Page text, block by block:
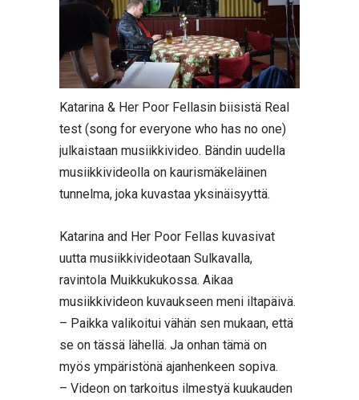
Katarina & Her Poor Fellasin biisistä Real
test (song for everyone who has no one)
julkaistaan musiikkivideo. Bändin uudella
musiikkivideolla on kaurismäkeläinen
tunnelma, joka kuvastaa yksinäisyyttä.
Katarina and Her Poor Fellas kuvasivat
uutta musiikkivideotaan Sulkavalla,
ravintola Muikkukukossa. Aikaa
musiikkivideon kuvaukseen meni iltapäivä.
– Paikka valikoitui vähän sen mukaan, että
se on tässä lähellä. Ja onhan tämä on
myös ympäristönä ajanhenkeen sopiva.
– Videon on tarkoitus ilmestyä kuukauden